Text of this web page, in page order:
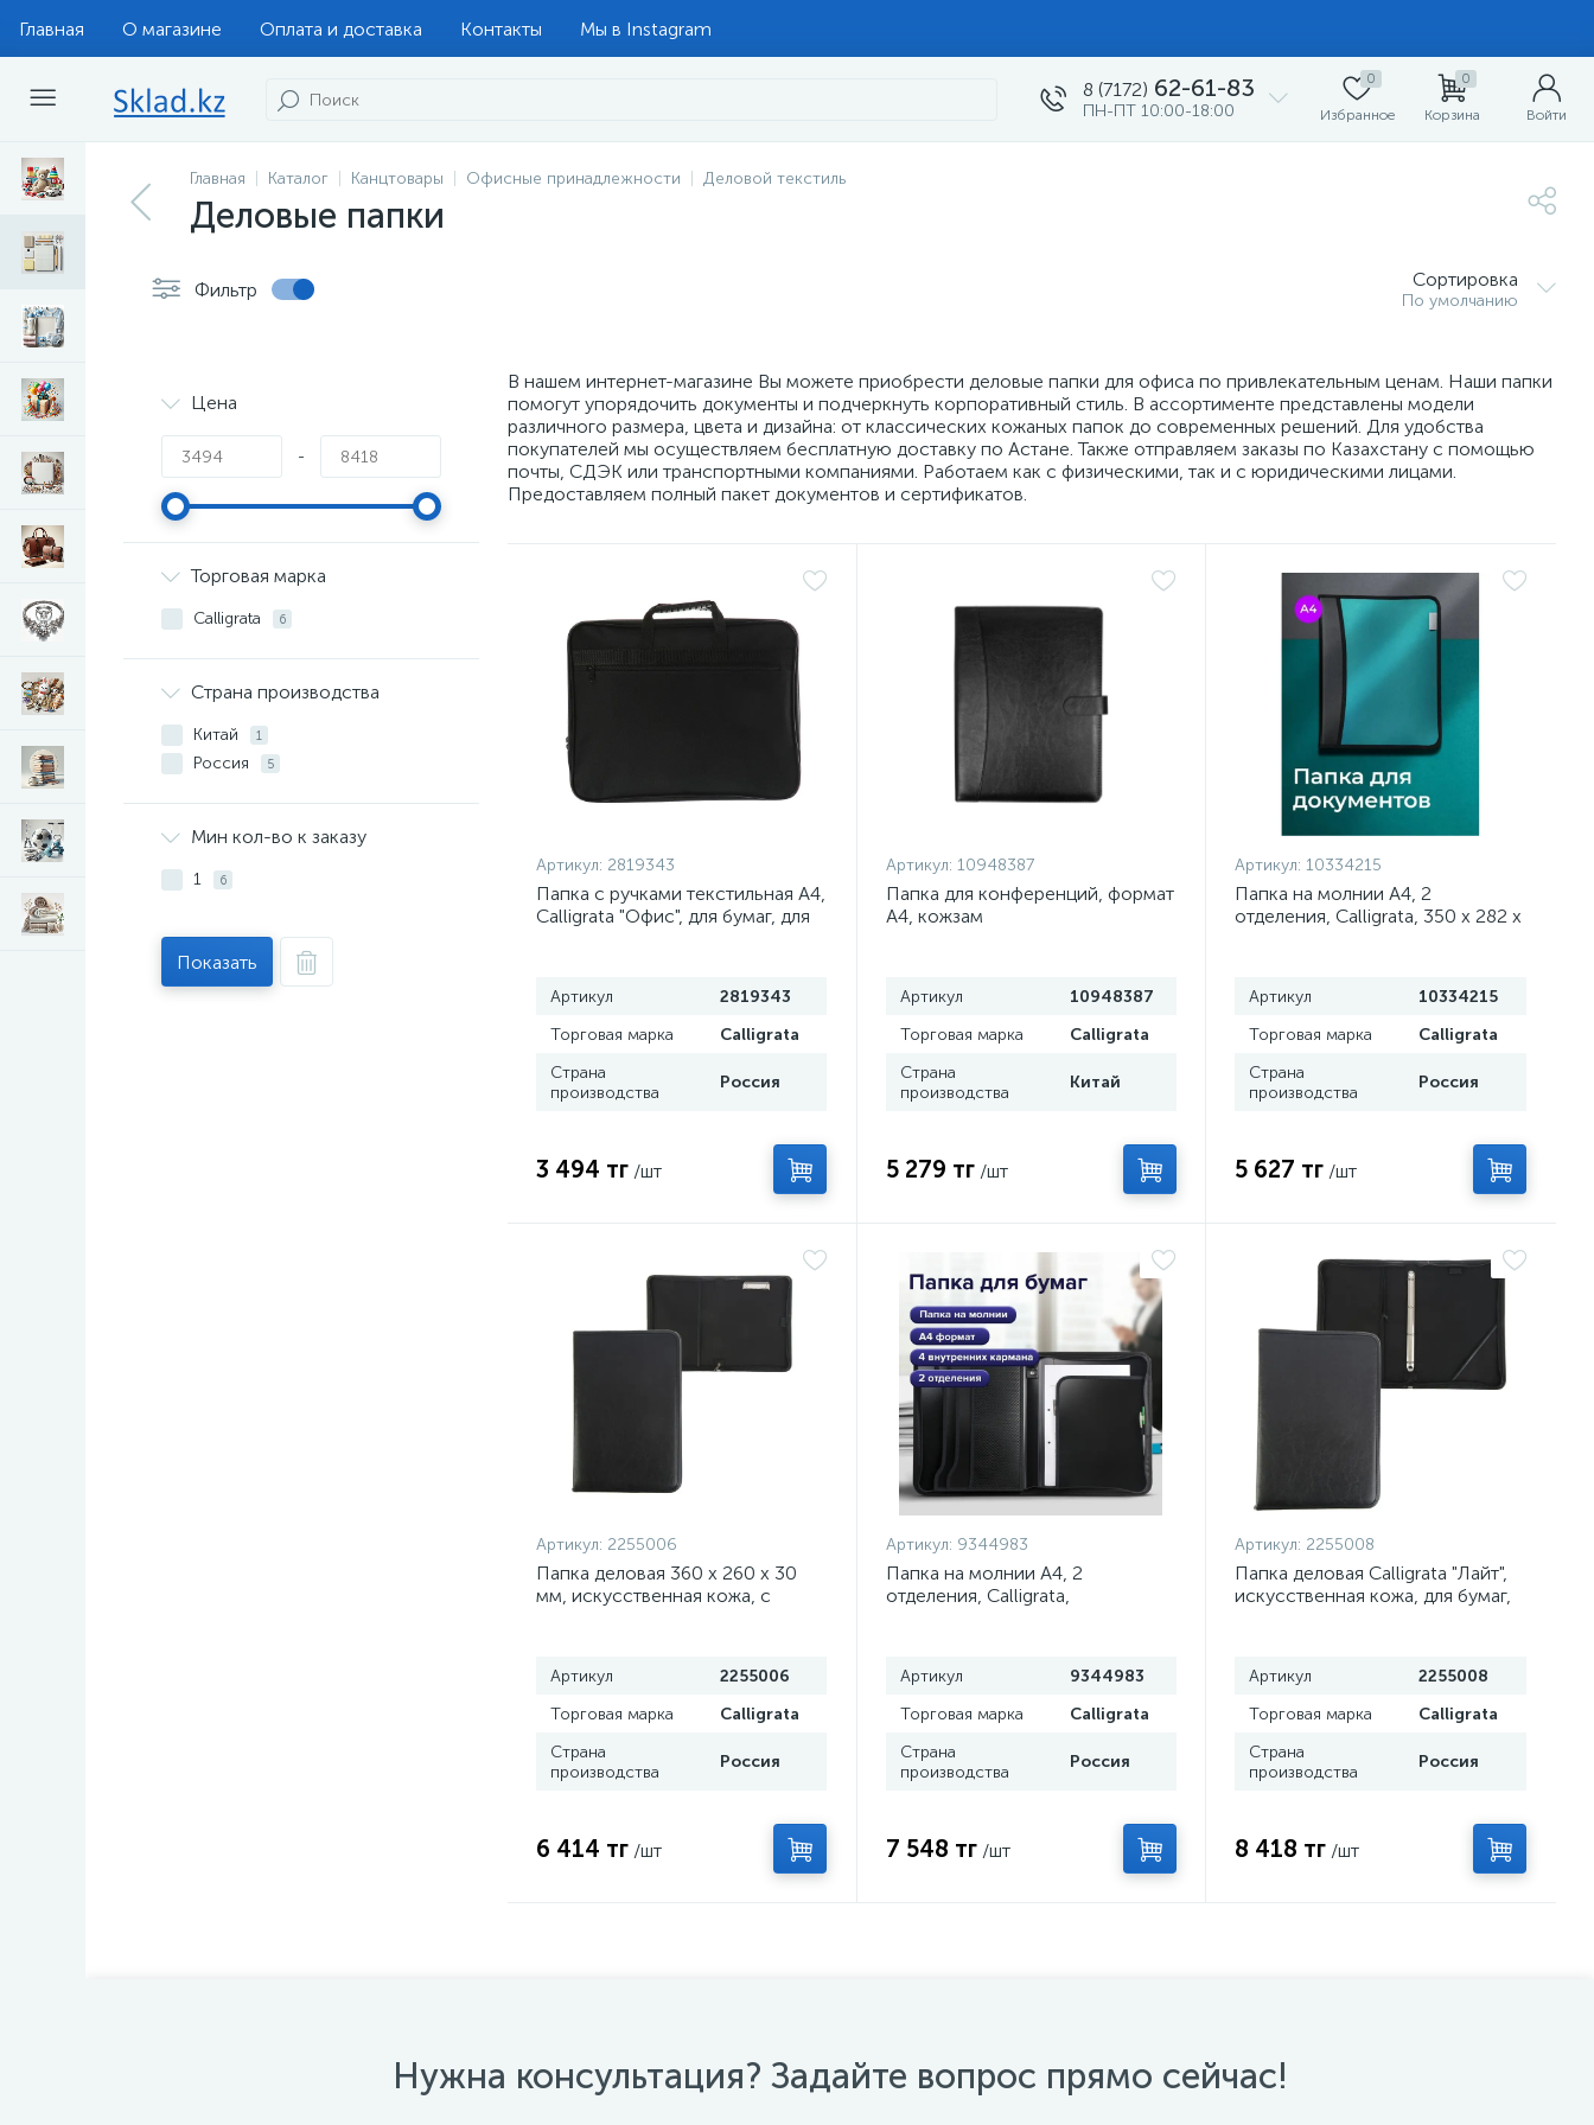
Главная О магазине Оплата и доставка Контакты Мы в Instagram
8 (7172) 62-61-83
ПН-ПТ 10:00-18:00
0
Избранное
0
Корзина Войти
Главная Каталог Канцтовары Офисные принадлежности Деловой текстиль
Деловые папки
Фильтр Сортировка
По умолчанию
Цена
-
Торговая марка
Calligrata 6
Страна производства
Китай 1
Россия 5
Мин кол-во к заказу
1 6
Показать
В нашем интернет-магазине Вы можете приобрести деловые папки для офиса по привлекательным ценам. Наши папки
помогут упорядочить документы и подчеркнуть корпоративный стиль. В ассортименте представлены модели
различного размера, цвета и дизайна: от классических кожаных папок до современных решений. Для удобства
покупателей мы осуществляем бесплатную доставку по Астане. Также отправляем заказы по Казахстану с помощью
почты, СДЭК или транспортными компаниями. Работаем как с физическими, так и с юридическими лицами.
Предоставляем полный пакет документов и сертификатов.
Артикул: 2819343
Папка с ручками текстильная А4,
Calligrata "Офис", для бумаг, для
Артикул
2819343
Торговая марка
Calligrata
Страна
производства
Россия
3 494 тг /шт
Артикул: 10948387
Папка для конференций, формат
А4, кожзам
Артикул
10948387
Торговая марка
Calligrata
Страна
производства
Китай
5 279 тг /шт
Артикул: 10334215
Папка на молнии А4, 2
отделения, Calligrata, 350 х 282 х
Артикул
10334215
Торговая марка
Calligrata
Страна
производства
Россия
5 627 тг /шт
Артикул: 2255006
Папка деловая 360 х 260 х 30
мм, искусственная кожа, с
Артикул
2255006
Торговая марка
Calligrata
Страна
производства
Россия
6 414 тг /шт
Артикул: 9344983
Папка на молнии А4, 2
отделения, Calligrata,
Артикул
9344983
Торговая марка
Calligrata
Страна
производства
Россия
7 548 тг /шт
Артикул: 2255008
Пaпка деловая Calligrata "Лайт",
искусственная кожа, для бумаг,
Артикул
2255008
Торговая марка
Calligrata
Страна
производства
Россия
8 418 тг /шт
Нужна консультация? Задайте вопрос прямо сейчас!